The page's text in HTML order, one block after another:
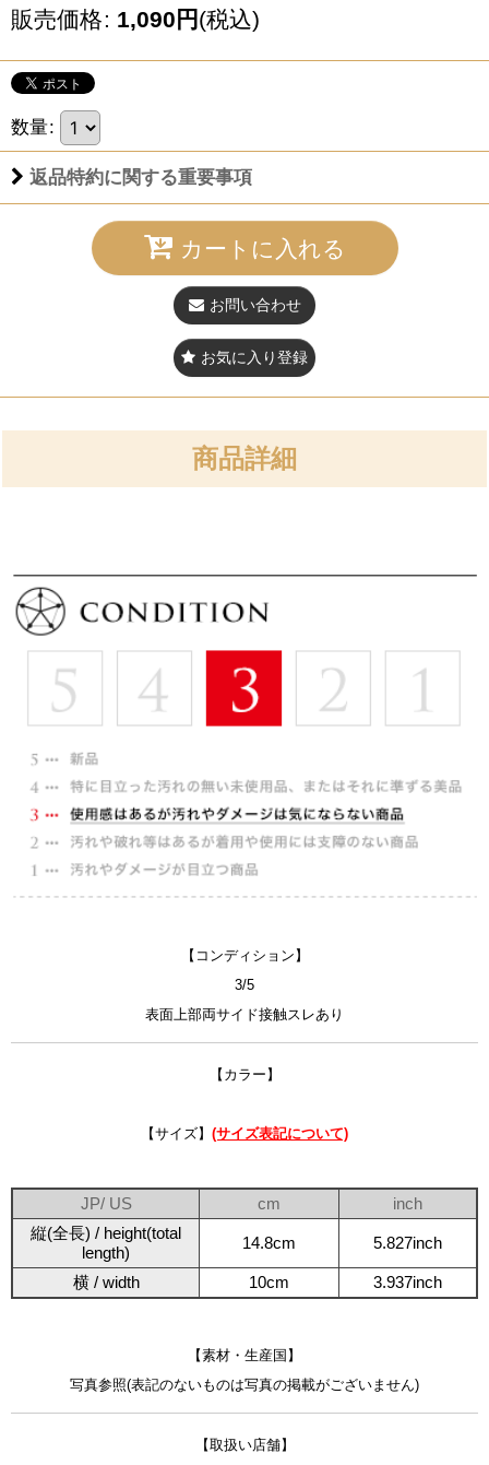
販売価格: 1,090 円 (税込)
数量:
返品特約に関する重要事項
カートに入れる
お問い合わせ
お気に入り登録
商品詳細
【コンディション】
3/5
表面上部両サイド接触スレあり
【カラー】
【サイズ】 (サイズ表記について)
JP/ US cm
inch
縦(全長) / height(total
length)
14.8cm 5.827inch
横 / width 10cm 3.937inch
【素材・生産国】
写真参照(表記のないものは写真の掲載がございません)
【取扱い店舗】